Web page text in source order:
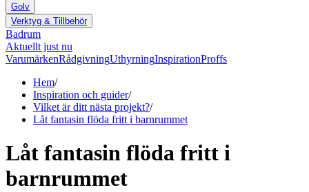
Golv
Verktyg & Tillbehör
Badrum
Aktuellt just nu
VarumärkenRådgivningUthyrningInspirationProffs
Hem/
Inspiration och guider/
Vilket är ditt nästa projekt?/
Låt fantasin flöda fritt i barnrummet
Låt fantasin flöda fritt i
barnrummet